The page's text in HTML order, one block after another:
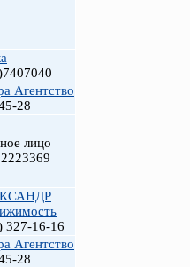
Агентство
28
лицо
327-16-16
Агентство
28